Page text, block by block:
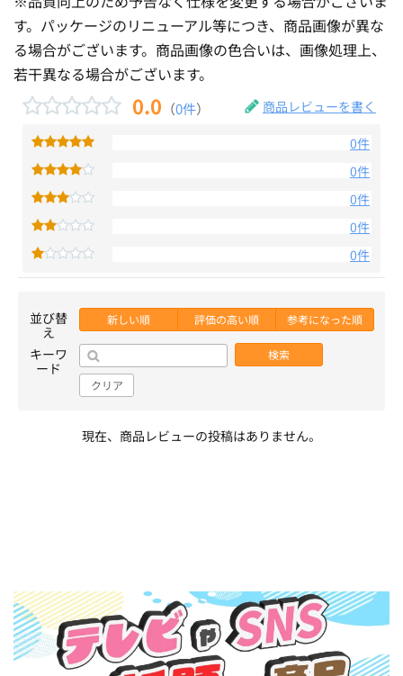
す。パッケージのリニューアル等につき、商品画像が異な
る場合がございます。商品画像の色合いは、画像処理上、
若干異なる場合がございます。
0.0 （0件） 商品レビューを書く
0件
0件
0件
0件
0件
並び替
え
新しい順 評価の高い順 参考になった順
キーワ
ード
検索
クリア
現在、商品レビューの投稿はありません。